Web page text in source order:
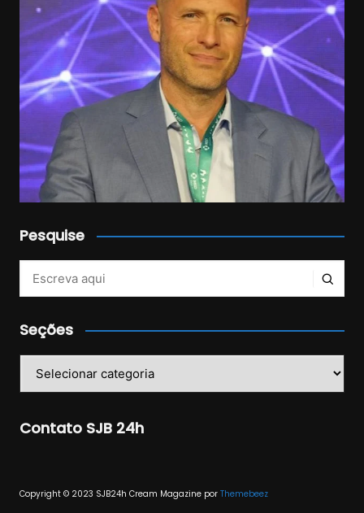
Pesquise
Seções
Contato SJB 24h
Copyright © 2023 SJB24h Cream Magazine por Themebeez